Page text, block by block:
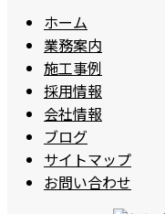
ホーム
業務案内
施工事例
採用情報
会社情報
ブログ
サイトマップ
お問い合わせ